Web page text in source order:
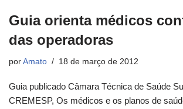
Guia orienta médicos
das operadoras
por Amato 18 de março de 2012
Guia publicado Câmara Técnica de Saúde
CREMESP, Os médicos e os planos de